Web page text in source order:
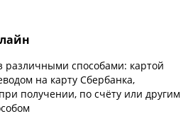
различными способами: картой
на карту Сбербанка,
получении, по счёту или другим